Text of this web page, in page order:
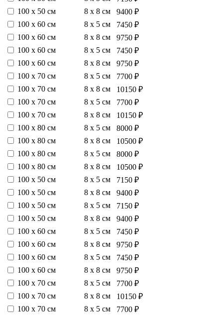
100 х 50 см
8 х 8 см
9400 ₽
100 х 60 см
8 х 5 см
7450 ₽
100 х 60 см
8 х 8 см
9750 ₽
100 х 60 см
8 х 5 см
7450 ₽
100 х 60 см
8 х 8 см
9750 ₽
100 х 70 см
8 х 5 см
7700 ₽
100 х 70 см
8 х 8 см
10150 ₽
100 х 70 см
8 х 5 см
7700 ₽
100 х 70 см
8 х 8 см
10150 ₽
100 х 80 см
8 х 5 см
8000 ₽
100 х 80 см
8 х 8 см
10500 ₽
100 х 80 см
8 х 5 см
8000 ₽
100 х 80 см
8 х 8 см
10500 ₽
100 х 50 см
8 х 5 см
7150 ₽
100 х 50 см
8 х 8 см
9400 ₽
100 х 50 см
8 х 5 см
7150 ₽
100 х 50 см
8 х 8 см
9400 ₽
100 х 60 см
8 х 5 см
7450 ₽
100 х 60 см
8 х 8 см
9750 ₽
100 х 60 см
8 х 5 см
7450 ₽
100 х 60 см
8 х 8 см
9750 ₽
100 х 70 см
8 х 5 см
7700 ₽
100 х 70 см
8 х 8 см
10150 ₽
100 х 70 см
8 х 5 см
7700 ₽